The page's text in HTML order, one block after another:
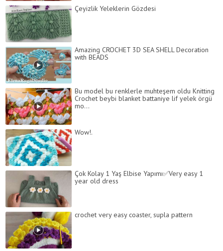
Çeyizlik Yeleklerin Gözdesi
Amazing CROCHET 3D SEA SHELL Decoration
with BEADS
Bu model bu renklerle muhteşem oldu Knitting
Crochet beybi blanket battaniye lif yelek örgü
mo...
Wow!.
Çok Kolay 1 Yaş Elbise Yapımı✅Very easy 1
year old dress
crochet very easy coaster, supla pattern